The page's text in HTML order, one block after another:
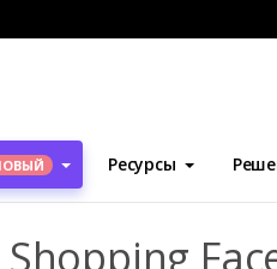
Ресурсы
Рекламные объявления